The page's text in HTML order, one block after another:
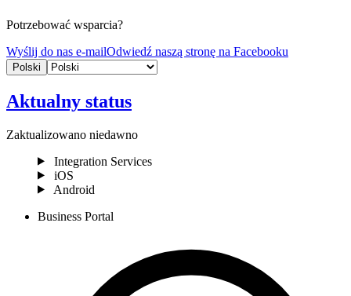
Potrzebować wsparcia?
Wyślij do nas e-mailOdwiedź naszą stronę na Facebooku
Polski
Aktualny status
Zaktualizowano niedawno
Integration Services
iOS
Android
Business Portal